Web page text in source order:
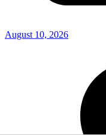
August 10, 2026